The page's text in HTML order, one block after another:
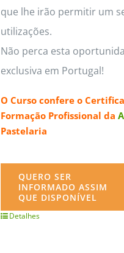
que lhe irão permitir um
utilizações.
Não perca esta
exclusiva em Portugal!
O Curso confere o
Formação Profissional da
Pastelaria
QUERO SER
INFORMADO ASSIM
QUE DISPONÍVEL
Detalhes